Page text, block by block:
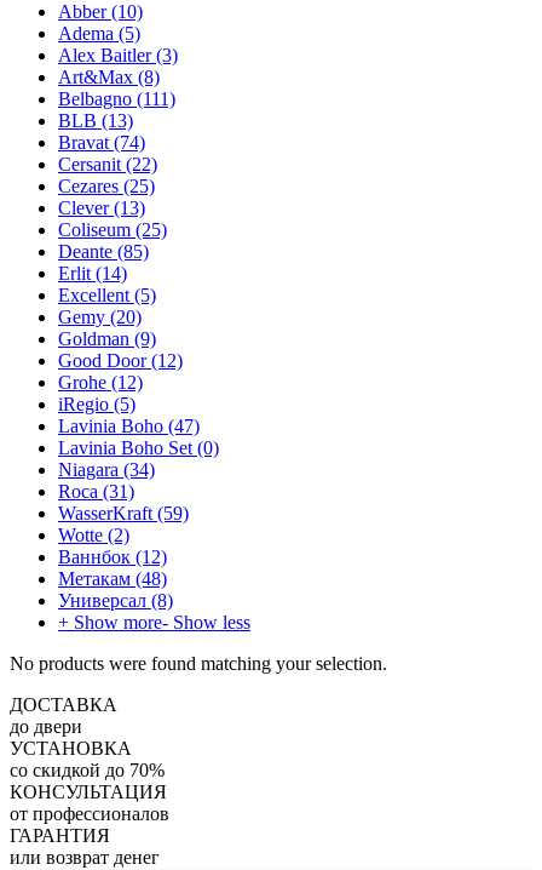
Abber(10)
Adema (5)
Alex Baitler(3)
Art&Max (8)
Belbagno (111)
BLB (13)
Bravat(74)
Cersanit(22)
Cezares (25)
Clever(13)
Coliseum (25)
Deante (85)
Erlit(14)
Excellent(5)
Gemy (20)
Goldman (9)
Good Door(12)
Grohe (12)
iRegio (5)
Lavinia Boho (47)
Lavinia Boho Set(0)
Niagara (34)
Roca (31)
WasserKraft(59)
Wotte (2)
Ваннбок (12)
Метакам (48)
Универсал (8)
+ Show more- Show less
No products were found matching your selection.
ДОСТАВКА
до двери
УСТАНОВКА
со скидкой до 70%
КОНСУЛЬТАЦИЯ
от профессионалов
ГАРАНТИЯ
или возврат денег